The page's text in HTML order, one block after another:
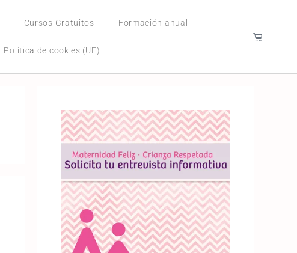
Cursos Gratuitos Formación anual
Política de cookies (UE)